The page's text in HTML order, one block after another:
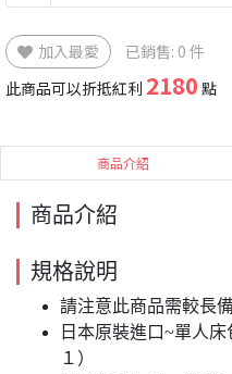
加入最愛
已銷售: 0 件
此商品可以折抵紅利 2180 點
商品介紹
商品介紹
規格說明
請注意此商品需較長
日本原裝進口~單人
１）